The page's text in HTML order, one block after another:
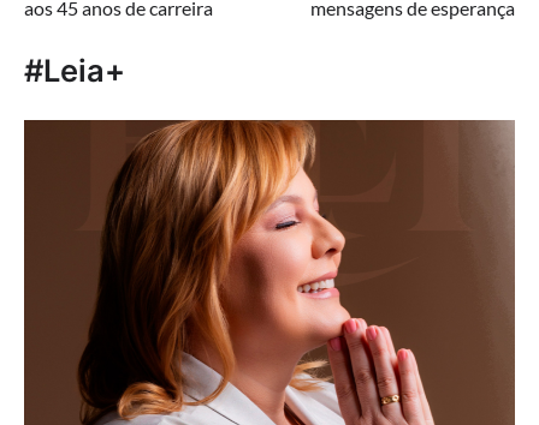
aos 45 anos de carreira
mensagens de esperança
#Leia+